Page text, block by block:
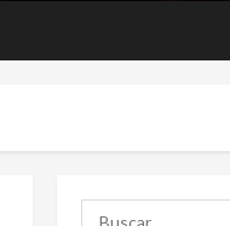
Buscar: